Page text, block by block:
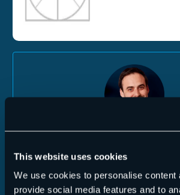
This website uses cookies
We use cookies to personalise content
provide social media features and to
Commento di
il Chief Product Officer di
Hornetsecurity, Adrien